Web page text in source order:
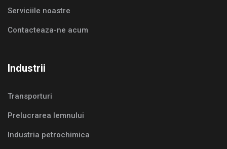
Serviciile noastre
Contacteaza-ne acum
Industrii
Transporturi
Prelucrarea lemnului
Industria petrochimica